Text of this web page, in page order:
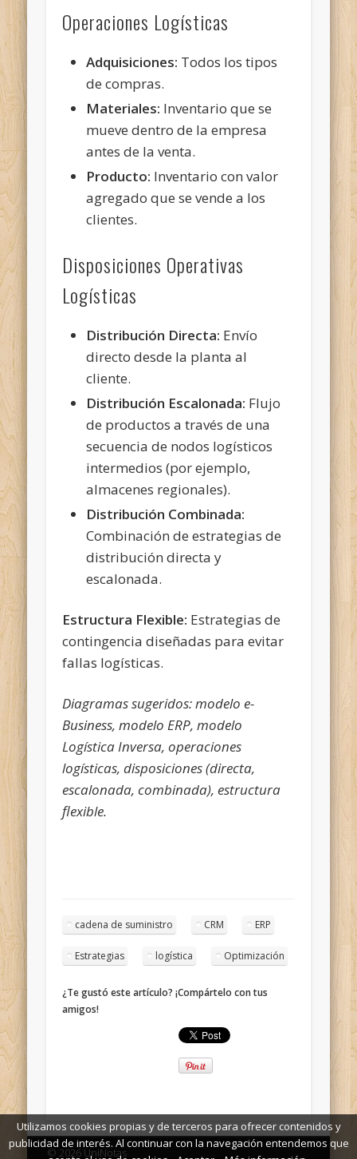
Operaciones Logísticas
Adquisiciones: Todos los tipos
de compras.
Materiales: Inventario que se
mueve dentro de la empresa
antes de la venta.
Producto: Inventario con valor
agregado que se vende a los
clientes.
Disposiciones Operativas
Logísticas
Distribución Directa: Envío
directo desde la planta al
cliente.
Distribución Escalonada: Flujo
de productos a través de una
secuencia de nodos logísticos
intermedios (por ejemplo,
almacenes regionales).
Distribución Combinada:
Combinación de estrategias de
distribución directa y
escalonada.
Estructura Flexible: Estrategias de
contingencia diseñadas para evitar
fallas logísticas.
Diagramas sugeridos: modelo e-
Business, modelo ERP, modelo
Logística Inversa, operaciones
logísticas, disposiciones (directa,
escalonada, combinada), estructura
flexible.
cadena de suministro CRM ERP
Estrategias logística Optimización
¿Te gustó este artículo? ¡Compártelo con tus
amigos!
© 2026 UniNotas
Utilizamos cookies propias y de terceros para ofrecer contenidos y
publicidad de interés. Al continuar con la navegación entendemos que